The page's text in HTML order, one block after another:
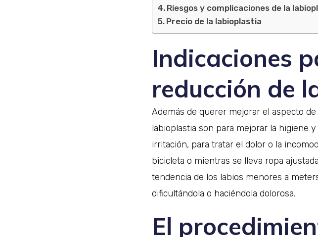
Riesgos y complicaciones de la
Precio de la labioplastia
Indicaciones
reducción de
Además de querer mejorar el aspecto
labioplastia son para mejorar la higiene
irritación, para tratar el dolor o la
bicicleta o mientras se lleva ropa
tendencia de los labios menores a
dificultándola o haciéndola dolorosa.
El